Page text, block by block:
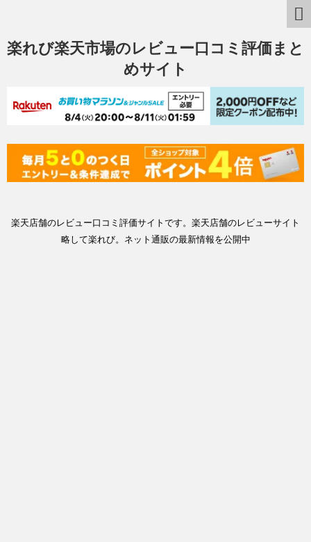
楽れび楽天市場のレビュー口コミ評価まと
めサイト
楽天店舗のレビュー口コミ評価サイトです。楽天店舗のレビューサイト
略して楽れび。ネット通販の最新情報を公開中